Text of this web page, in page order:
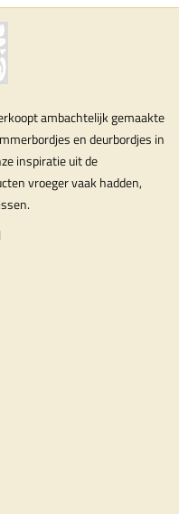
ambachtelijk gemaakte
en deurbordjes in
inspiratie uit de
vroeger vaak hadden,